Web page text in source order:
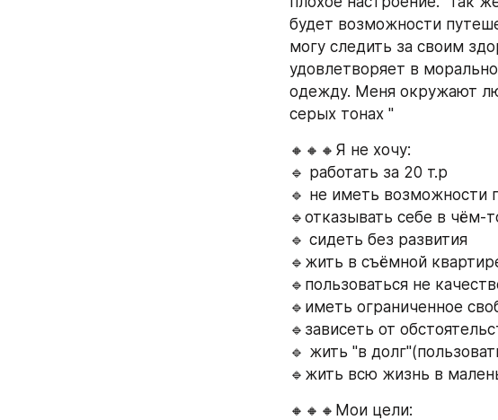
будет возможности
могу следить за своим
удовлетворяет в
одежду. Меня окружают
серых тонах "
🔸️🔸️🔸️Я не хочу:
🔹️ работать за 20 т.р
🔹️ не иметь возможности
🔹️отказывать себе в чём-
🔹️ сидеть без развития
🔹️жить в съёмной
🔹️пользоваться не
🔹️иметь ограниченное
🔹️зависеть от
🔹️ жить "в
🔹️жить всю жизнь в
🔸️🔸️🔸️Мои цели: